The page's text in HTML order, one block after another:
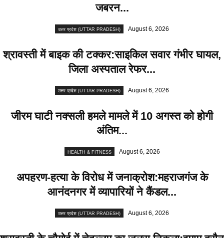
जबरन...
उत्तर प्रदेश (UTTAR PRADESH) August 6, 2026
श्रावस्ती में बाइक की टक्कर:साइकिल सवार गंभीर घायल,
जिला अस्पताल रेफर...
उत्तर प्रदेश (UTTAR PRADESH) August 6, 2026
जीरम घाटी नक्सली हमले मामले में 10 अगस्त को होगी
अंतिम...
HEALTH & FITNESS August 6, 2026
अपहरण-हत्या के विरोध में जनाक्रोश:महराजगंज के
आनंदनगर में व्यापारियों ने कैंडल...
उत्तर प्रदेश (UTTAR PRADESH) August 6, 2026